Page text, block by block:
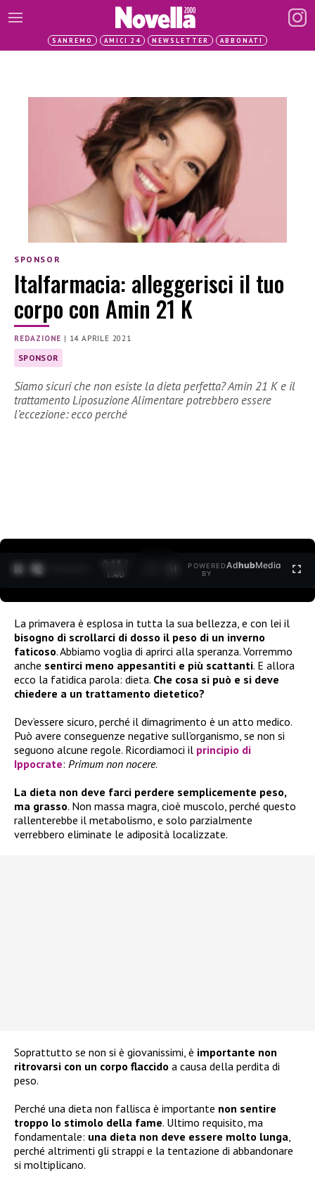
SANREMO AMICI 24 NEWSLETTER ABBONATI
SPONSOR
Italfarmacia: alleggerisci il tuo
corpo con Amin 21 K
REDAZIONE | 14 APRILE 2021
SPONSOR
Siamo sicuri che non esiste la dieta perfetta? Amin 21 K e il
trattamento Liposuzione Alimentare potrebbero essere
l’eccezione: ecco perché
0:14 /
1:40
POWERED
BY
AdhubMedia
La primavera è esplosa in tutta la sua bellezza, e con lei il
bisogno di scrollarci di dosso il peso di un inverno
faticoso. Abbiamo voglia di aprirci alla speranza. Vorremmo
anche sentirci meno appesantiti e più scattanti. E allora
ecco la fatidica parola: dieta. Che cosa si può e si deve
chiedere a un trattamento dietetico?
Dev’essere sicuro, perché il dimagrimento è un atto medico.
Può avere conseguenze negative sull’organismo, se non si
seguono alcune regole. Ricordiamoci il principio di
Ippocrate: Primum non nocere.
La dieta non deve farci perdere semplicemente peso,
ma grasso. Non massa magra, cioè muscolo, perché questo
rallenterebbe il metabolismo, e solo parzialmente
verrebbero eliminate le adiposità localizzate.
Soprattutto se non si è giovanissimi, è importante non
ritrovarsi con un corpo flaccido a causa della perdita di
peso.
Perché una dieta non fallisca è importante non sentire
troppo lo stimolo della fame. Ultimo requisito, ma
fondamentale: una dieta non deve essere molto lunga
perché altrimenti gli strappi e la tentazione di abbandonare
si moltiplicano.